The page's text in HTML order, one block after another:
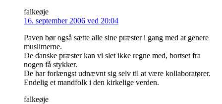
falkeøje
16. september 2006 ved 20:04
Paven bør også sætte alle sine præster i gang med at genere
muslimerne.
De danske præster kan vi slet ikke regne med, bortset fra
nogen få stykker.
De har forlængst udnævnt sig selv til at være kollaboratører.
Endelig et mandfolk i den kirkelige verden.
falkeøje